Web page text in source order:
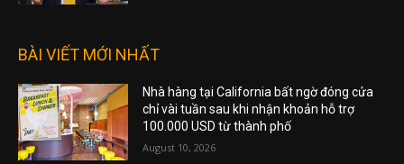
BÀI VIẾT MỚI NHẤT
Nhà hàng tại California bất ngờ đóng cửa
chỉ vài tuần sau khi nhận khoản hỗ trợ
100.000 USD từ thành phố
August 10, 2026